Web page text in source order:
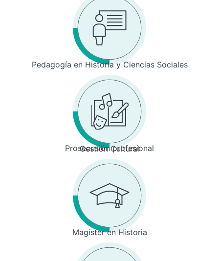
Pedagogía en Historia y Ciencias Sociales
Prosecusión profesional
Gestión Cultural
Magíster en Historia